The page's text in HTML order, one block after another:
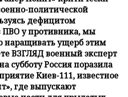
политической
дефицитом
ПВО у противника, мы
ущерб этим
ВЗГЛЯД военный эксперт
субботу Россия поразила
Киев-111, известное
где выпускают